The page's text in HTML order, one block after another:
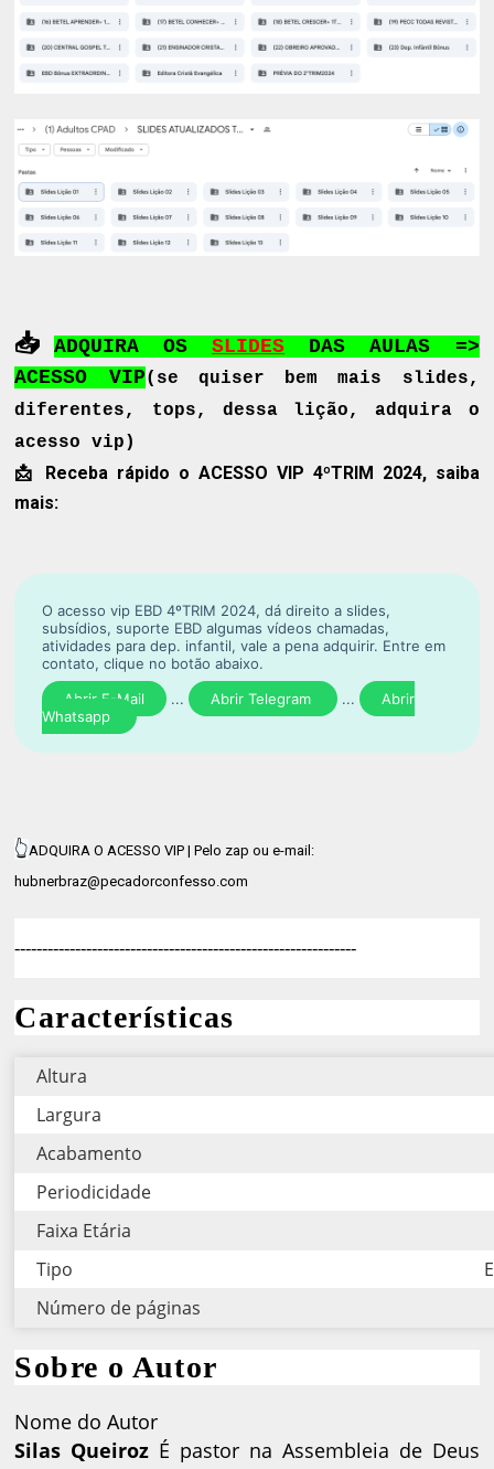
📥 ADQUIRA OS SLIDES DAS AULAS =>
ACESSO VIP(se quiser bem mais slides,
diferentes, tops, dessa lição, adquira o
acesso vip)
📩 Receba rápido o ACESSO VIP 4ºTRIM 2024, saiba
mais:
O acesso vip EBD 4ºTRIM 2024, dá direito a slides,
subsídios, suporte EBD algumas vídeos chamadas,
atividades para dep. infantil, vale a pena adquirir. Entre em
contato, clique no botão abaixo.
Abrir E-Mail
... Abrir Telegram ...
Abrir
Whatsapp
👆ADQUIRA O ACESSO VIP | Pelo zap ou e-mail:
hubnerbraz@pecadorconfesso.com
--------------------------------------------------------------
Características
Altura
Largura
Acabamento
Periodicidade
Faixa Etária
Tipo
Número de páginas
Sobre o Autor
Nome do Autor
Silas Queiroz É pastor na Assembleia de Deus